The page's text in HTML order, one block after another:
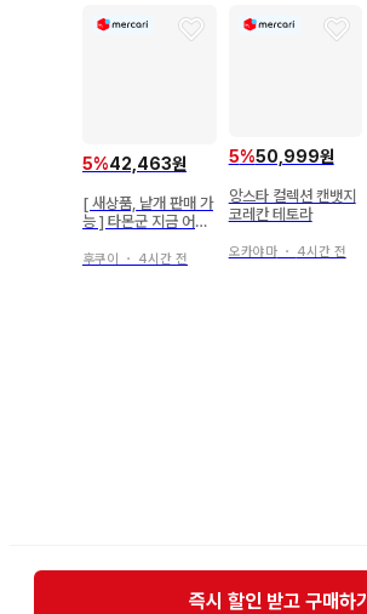
5%42,463원
[ 새상품, 낱개 판매 가
능 ] 타몬군 지금 어느
정 세트 특전 아크릴
후쿠이 ・ 4시간 전
5%50,999원
앙스타 컬렉션 캔뱃지
코레칸 테토라
오카야마・ 4시간 전
즉시 할인 받고 구매하기